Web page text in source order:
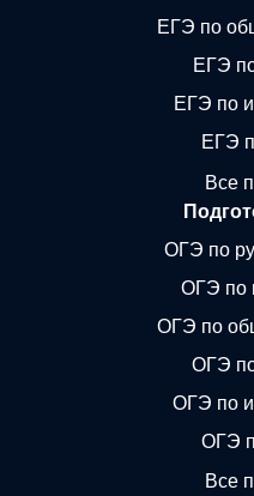
ЕГЭ по
ЕГЭ
ЕГЭ по
ЕГЭ
Все
ОГЭ по
ОГЭ по
ОГЭ по
ОГЭ
ОГЭ по
ОГЭ
Все